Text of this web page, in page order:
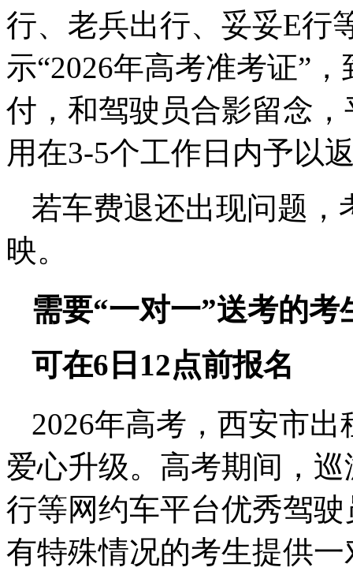
行、老兵出行、妥妥E行
示“2026年高考准考证”
付，和驾驶员合影留念
用在3-5个工作日内予以
若车费退还出现问题，
映。
需要“一对一”送考的考
可在6日12点前报名
2026年高考，西安市
爱心升级。高考期间，
行等网约车平台优秀驾
有特殊情况的考生提供